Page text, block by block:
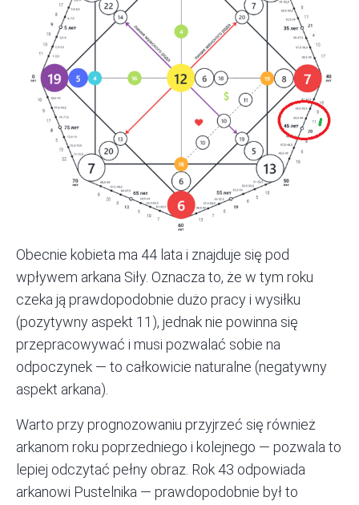
Obecnie kobieta ma 44 lata i znajduje się pod
wpływem arkana Siły. Oznacza to, że w tym roku
czeka ją prawdopodobnie dużo pracy i wysiłku
(pozytywny aspekt 11), jednak nie powinna się
przepracowywać i musi pozwalać sobie na
odpoczynek — to całkowicie naturalne (negatywny
aspekt arkana).
Warto przy prognozowaniu przyjrzeć się również
arkanom roku poprzedniego i kolejnego — pozwala to
lepiej odczytać pełny obraz. Rok 43 odpowiada
arkanowi Pustelnika — prawdopodobnie był to